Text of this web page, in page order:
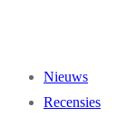
Nieuws
Recensies